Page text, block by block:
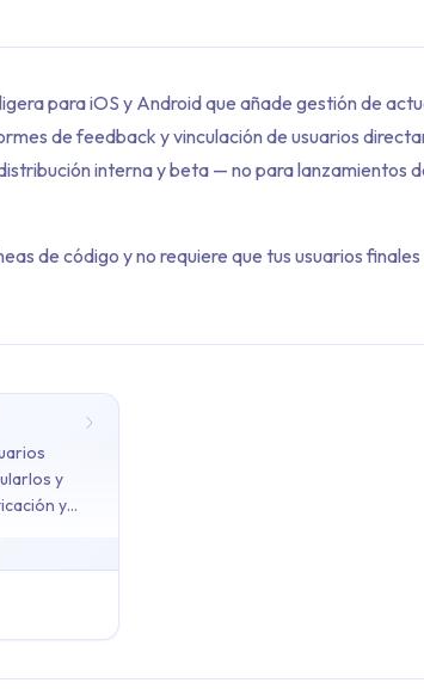
para iOS y Android que añade gestión de
de feedback y vinculación de usuarios
interna y beta — no para lanzamientos
de código y no requiere que tus usuarios
1 sections: SDK.
y
y